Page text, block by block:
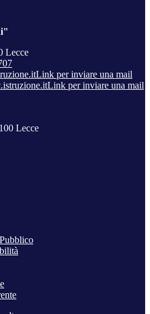
Lecce
Link per inviare una mail
Link per inviare una mail
Lecce